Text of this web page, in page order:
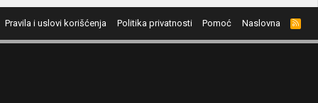
Pravila i uslovi korišćenja Politika privatnosti Pomoć Naslovna
R
S
S